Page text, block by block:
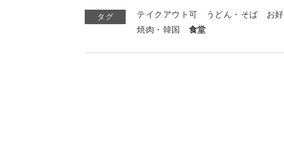
タグ テイクアウト可 うどん・そば お
焼肉・韓国
食堂